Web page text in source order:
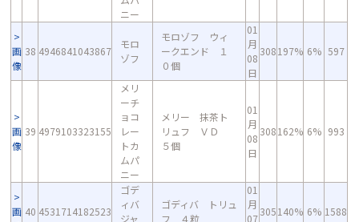
ニー
画
像
38 4946841043867
モロ
ゾフ
モロゾフ ウィ
ークエンド １
０個
01
月
08
日
308197% 6% 597
画
像
39 4979103323155
メリ
ーチ
ョコ
レー
トカ
ムパ
ニー
メリー 抹茶ト
リュフ ＶＤ
５個
01
月
08
日
308162% 6% 993
画 40 4531714182523
ゴデ
ィバ
ジャ
ゴディバ トリュ
フ ４粒
01
月
07
305140% 6% 1588